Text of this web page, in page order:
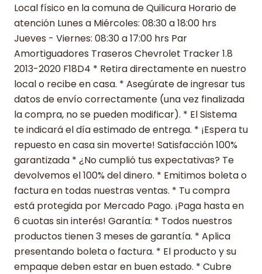
Local físico en la comuna de Quilicura Horario de
atención Lunes a Miércoles: 08:30 a 18:00 hrs
Jueves - Viernes: 08:30 a 17:00 hrs Par
Amortiguadores Traseros Chevrolet Tracker 1.8
2013-2020 F18D4 * Retira directamente en nuestro
local o recibe en casa. * Asegúrate de ingresar tus
datos de envío correctamente (una vez finalizada
la compra, no se pueden modificar). * El Sistema
te indicará el día estimado de entrega. * ¡Espera tu
repuesto en casa sin moverte! Satisfacción 100%
garantizada * ¿No cumplió tus expectativas? Te
devolvemos el 100% del dinero. * Emitimos boleta o
factura en todas nuestras ventas. * Tu compra
está protegida por Mercado Pago. ¡Paga hasta en
6 cuotas sin interés! Garantía: * Todos nuestros
productos tienen 3 meses de garantía. * Aplica
presentando boleta o factura. * El producto y su
empaque deben estar en buen estado. * Cubre